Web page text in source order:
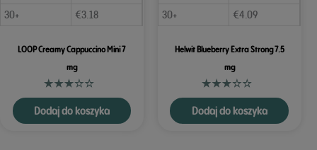
30+
€3.18
LOOP Creamy Cappuccino Mini 7
mg
Dodaj do koszyka
30+
€4.09
Helwit Blueberry Extra Strong 7.5
mg
Dodaj do koszyka